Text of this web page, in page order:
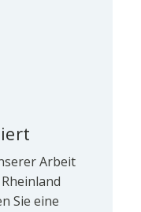
Arbeit
Sie eine